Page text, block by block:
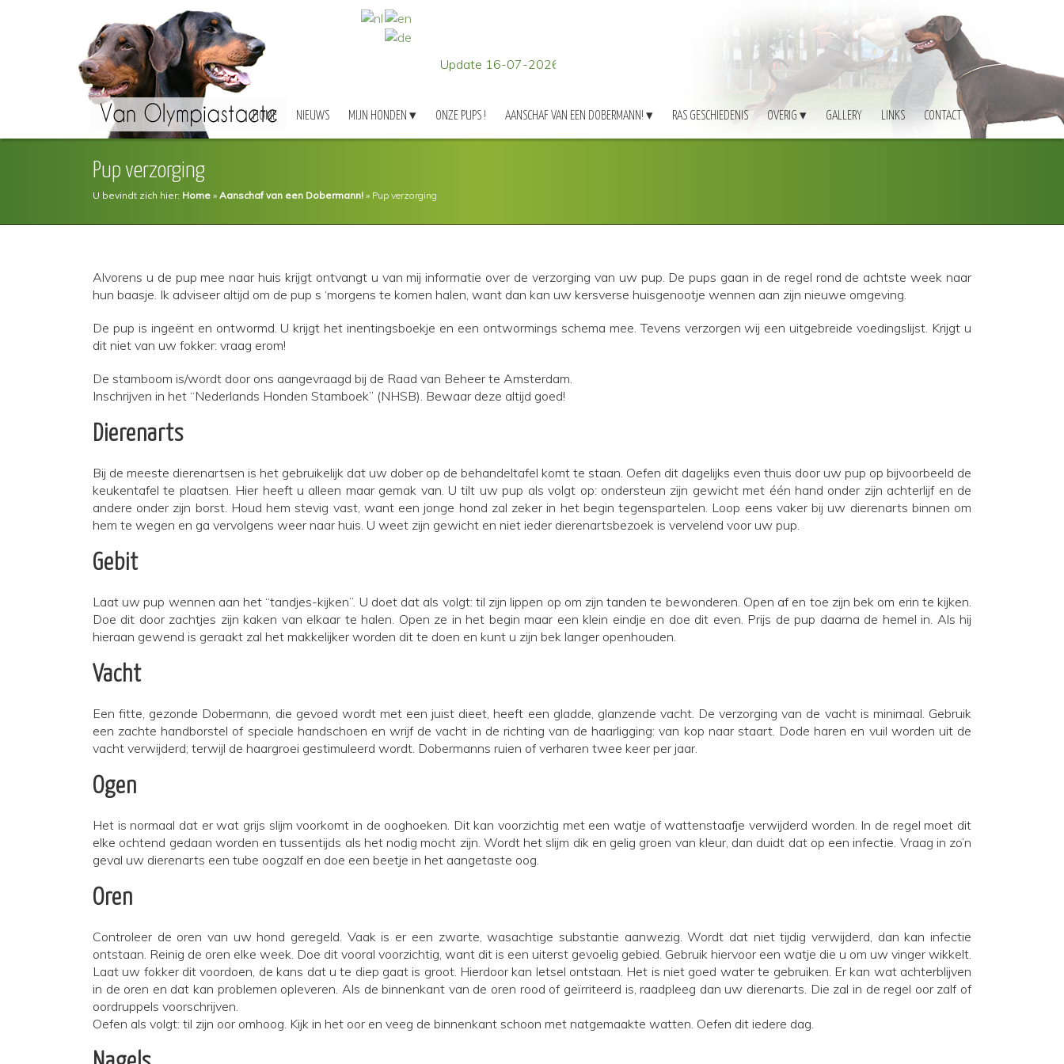
Update 16-07-2026
HOME NIEUWS MIJN HONDEN ONZE PUPS ! AANSCHAF VAN EEN DOBERMANN! RAS GESCHIEDENIS OVERIG GALLERY LINKS CONTACT
Pup verzorging
U bevindt zich hier: Home » Aanschaf van een Dobermann! » Pup verzorging
Alvorens u de pup mee naar huis krijgt ontvangt u van mij informatie over de verzorging van uw pup. De pups gaan in de regel rond de achtste week naar
hun baasje. Ik adviseer altijd om de pup s ‘morgens te komen halen, want dan kan uw kersverse huisgenootje wennen aan zijn nieuwe omgeving.
De pup is ingeënt en ontwormd. U krijgt het inentingsboekje en een ontwormings schema mee. Tevens verzorgen wij een uitgebreide voedingslijst. Krijgt u
dit niet van uw fokker: vraag erom!
De stamboom is/wordt door ons aangevraagd bij de Raad van Beheer te Amsterdam.
Inschrijven in het “Nederlands Honden Stamboek” (NHSB). Bewaar deze altijd goed!
Dierenarts
Bij de meeste dierenartsen is het gebruikelijk dat uw dober op de behandeltafel komt te staan. Oefen dit dagelijks even thuis door uw pup op bijvoorbeeld de
keukentafel te plaatsen. Hier heeft u alleen maar gemak van. U tilt uw pup als volgt op: ondersteun zijn gewicht met één hand onder zijn achterlijf en de
andere onder zijn borst. Houd hem stevig vast, want een jonge hond zal zeker in het begin tegenspartelen. Loop eens vaker bij uw dierenarts binnen om
hem te wegen en ga vervolgens weer naar huis. U weet zijn gewicht en niet ieder dierenartsbezoek is vervelend voor uw pup.
Gebit
Laat uw pup wennen aan het “tandjes-kijken”. U doet dat als volgt: til zijn lippen op om zijn tanden te bewonderen. Open af en toe zijn bek om erin te kijken.
Doe dit door zachtjes zijn kaken van elkaar te halen. Open ze in het begin maar een klein eindje en doe dit even. Prijs de pup daarna de hemel in. Als hij
hieraan gewend is geraakt zal het makkelijker worden dit te doen en kunt u zijn bek langer openhouden.
Vacht
Een fitte, gezonde Dobermann, die gevoed wordt met een juist dieet, heeft een gladde, glanzende vacht. De verzorging van de vacht is minimaal. Gebruik
een zachte handborstel of speciale handschoen en wrijf de vacht in de richting van de haarligging: van kop naar staart. Dode haren en vuil worden uit de
vacht verwijderd; terwijl de haargroei gestimuleerd wordt. Dobermanns ruien of verharen twee keer per jaar.
Ogen
Het is normaal dat er wat grijs slijm voorkomt in de ooghoeken. Dit kan voorzichtig met een watje of wattenstaafje verwijderd worden. In de regel moet dit
elke ochtend gedaan worden en tussentijds als het nodig mocht zijn. Wordt het slijm dik en gelig groen van kleur, dan duidt dat op een infectie. Vraag in zo’n
geval uw dierenarts een tube oogzalf en doe een beetje in het aangetaste oog.
Oren
Controleer de oren van uw hond geregeld. Vaak is er een zwarte, wasachtige substantie aanwezig. Wordt dat niet tijdig verwijderd, dan kan infectie
ontstaan. Reinig de oren elke week. Doe dit vooral voorzichtig, want dit is een uiterst gevoelig gebied. Gebruik hiervoor een watje die u om uw vinger wikkelt.
Laat uw fokker dit voordoen, de kans dat u te diep gaat is groot. Hierdoor kan letsel ontstaan. Het is niet goed water te gebruiken. Er kan wat achterblijven
in de oren en dat kan problemen opleveren. Als de binnenkant van de oren rood of geïrriteerd is, raadpleeg dan uw dierenarts. Die zal in de regel oor zalf of
oordruppels voorschrijven.
Oefen als volgt: til zijn oor omhoog. Kijk in het oor en veeg de binnenkant schoon met natgemaakte watten. Oefen dit iedere dag.